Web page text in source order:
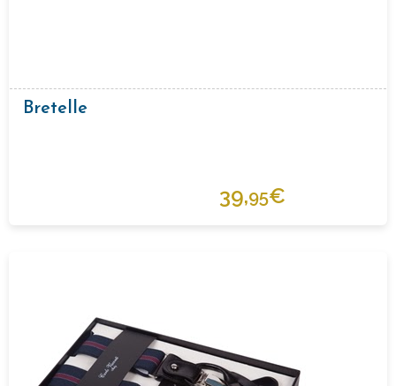
Bretelle
39,95€